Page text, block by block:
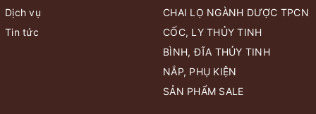
Dịch vụ
Tin tức
CHAI LỌ NGÀNH DƯỢC TPCN
CỐC, LY THỦY TINH
BÌNH, ĐĨA THỦY TINH
NẮP, PHỤ KIỆN
SẢN PHẨM SALE